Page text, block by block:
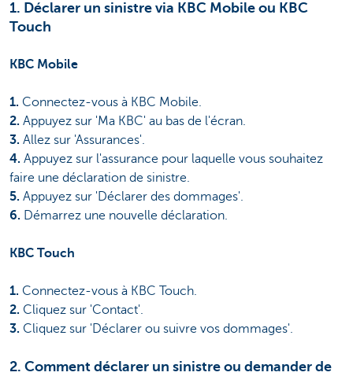
1. Déclarer un sinistre via KBC Mobile ou KBC
Touch
KBC Mobile
1. Connectez-vous à KBC Mobile.
2. Appuyez sur 'Ma KBC' au bas de l'écran.
3. Allez sur 'Assurances'.
4. Appuyez sur l'assurance pour laquelle vous souhaitez
faire une déclaration de sinistre.
5. Appuyez sur 'Déclarer des dommages'.
6. Démarrez une nouvelle déclaration.
KBC Touch
1. Connectez-vous à KBC Touch.
2. Cliquez sur 'Contact'.
3. Cliquez sur 'Déclarer ou suivre vos dommages'.
2. Comment déclarer un sinistre ou demander de